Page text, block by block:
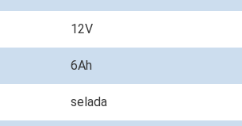
12V
6Ah
selada